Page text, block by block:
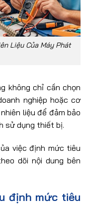
Liệu Của Máy Phát
không chỉ cần chọn
nghiệp hoặc cơ
liệu để đảm bảo
sử dụng thiết bị.
việc định mức tiêu
dõi nội dung bên
định mức tiêu